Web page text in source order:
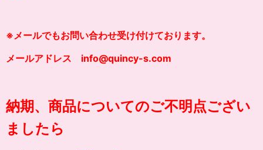
※メールでもお問い合わせ受け付けております。
メールアドレス info@quincy-s.com
納期、商品についてのご不明点ござい
ましたら